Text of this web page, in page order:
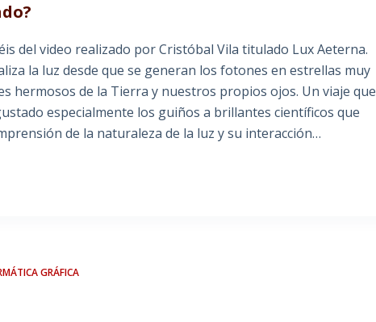
del video realizado por Cristóbal Vila titulado Lux Aeterna.
la luz desde que se generan los fotones en estrellas muy
hermosos de la Tierra y nuestros propios ojos. Un viaje que
especialmente los guiños a brillantes científicos que
de la naturaleza de la luz y su interacción…
GRÁFICA